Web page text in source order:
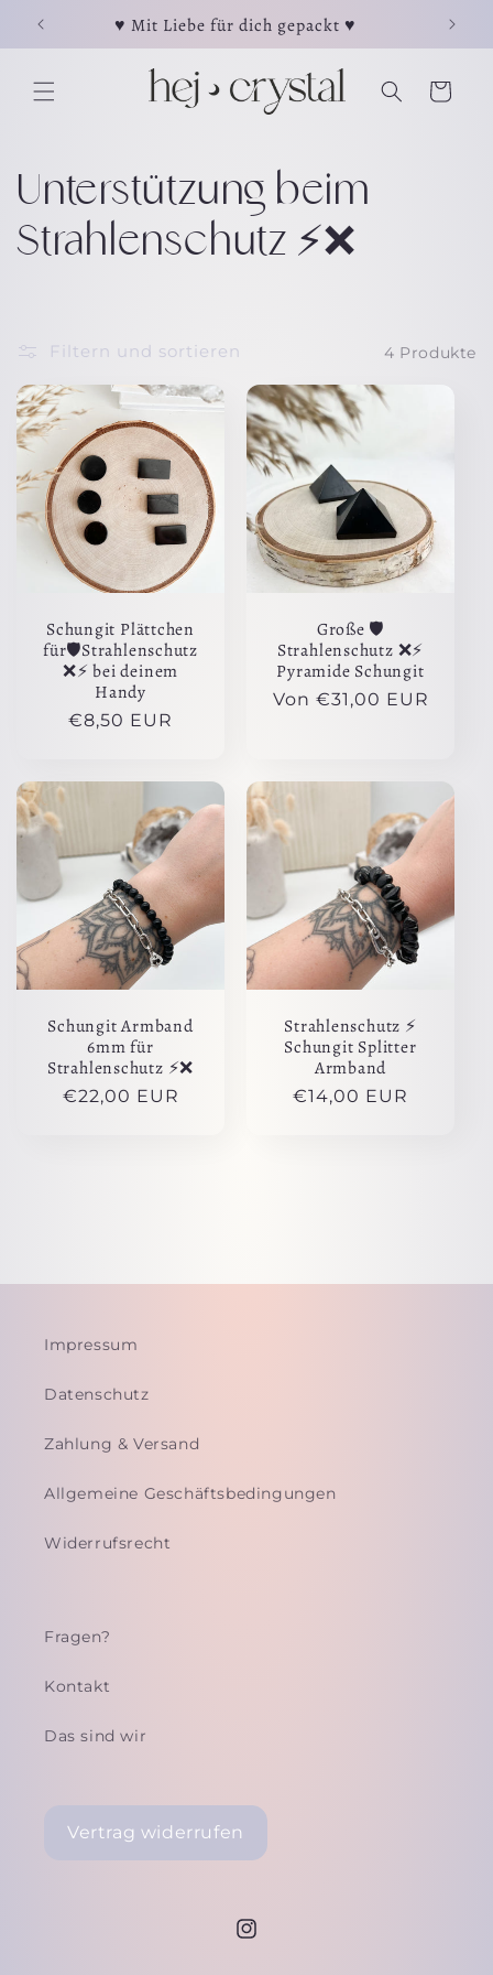
zum
Inhalt
♥ Mit Liebe für dich gepackt ♥ ☽
Warenkorb
K
a
e
g
o
r
Unterstützung beim
Strahlenschutz ⚡️❌
Filtern und sortieren 4 Produkte
Schungit Plättchen
für🛡️Strahlenschutz
❌⚡️ bei deinem
Handy
Normaler
€8,50 EUR
Große 🛡️
Strahlenschutz ❌⚡️
Pyramide Schungit
Normaler
Von €31,00 EUR
Schungit Armband
6mm für
Strahlenschutz ⚡️❌
Normaler
€22,00 EUR
Strahlenschutz ⚡️
Schungit Splitter
Armband
Normaler
€14,00 EUR
Impressum
Datenschutz
Zahlung & Versand
Allgemeine Geschäftsbedingungen
Widerrufsrecht
Fragen?
Kontakt
Das sind wir
Vertrag widerrufen
Instagram